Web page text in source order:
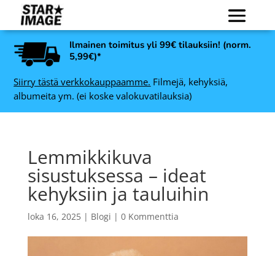
Ilmainen toimitus yli 99€ tilauksiin! (norm.
5,99€)*
Siirry tästä verkkokauppaamme. Filmejä, kehyksiä,
albumeita ym. (ei koske valokuvatilauksia)
Lemmikkikuva
sisustuksessa – ideat
kehyksiin ja tauluihin
loka 16, 2025| Blogi | 0 Kommenttia